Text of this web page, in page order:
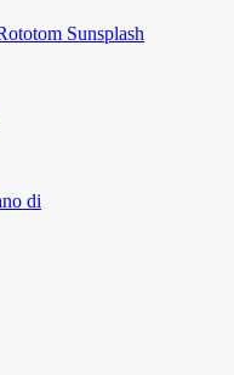
Sunsplash
di